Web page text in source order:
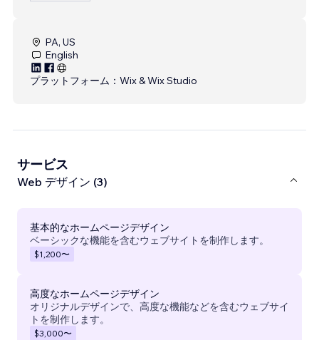
PA, US
English
プラットフォーム： Wix & Wix Studio
サービス
Web デザイン (3)
基本的なホームページデザイン
ベーシックな機能を含むウェブサイトを制作します。
$1,200〜
高度なホームページデザイン
オリジナルデザインで、高度な機能などを含むウェブサイ
トを制作します。
$3,000〜